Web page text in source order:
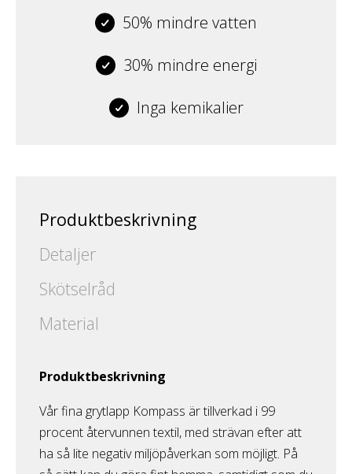
50% mindre vatten
30% mindre energi
Inga kemikalier
Produktbeskrivning
Detaljer
Skötselråd
Material
Produktbeskrivning
Vår fina grytlapp Kompass är tillverkad i 99
procent återvunnen textil, med strävan efter att
ha så lite negativ miljöpåverkan som möjligt. På